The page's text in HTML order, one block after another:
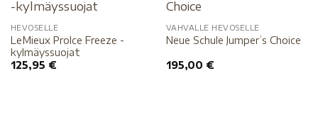
HEVOSELLE
LeMieux ProIce Freeze -
kylmäyssuojat
125,95 €
VAHVALLE HEVOSELLE
Neue Schule Jumper’s Choice
195,00 €